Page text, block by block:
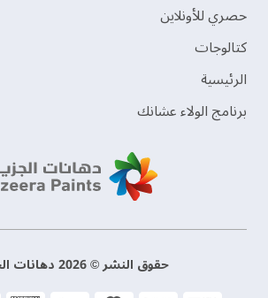
حصري للأونلاين
‫كتالوجات‬
الرئيسية
برنامج الولاء عشانك
حقوق النشر © 2026 دهانات الجزيرة